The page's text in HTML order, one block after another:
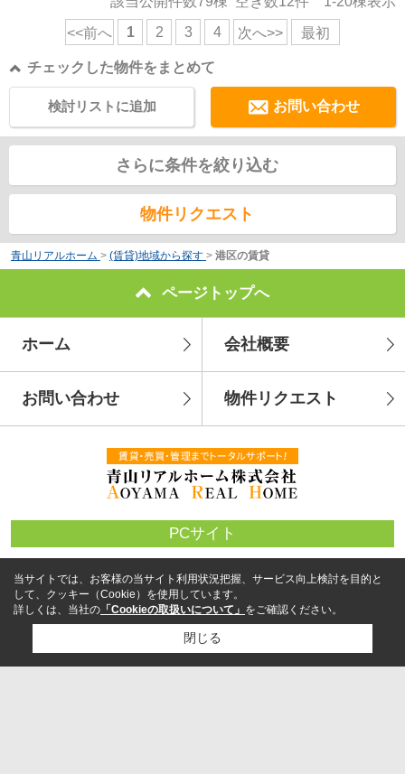
<<前へ 1 2 3 4 次へ>> 最初
チェックした物件をまとめて
お問い合わせ
検討リストに追加
さらに条件を絞り込む
物件リクエスト
青山リアルホーム > (賃貸)地域から探す > 港区の賃貸
ページトップへ
ホーム 会社概要
お問い合わせ 物件リクエスト
PCサイト
当サイトでは、お客様の当サイト利用状況把握、サービス向上検討を目的と
して、クッキー（Cookie）を使用しています。
詳しくは、当社の 「Cookieの取扱いについて」 をご確認ください。
閉じる